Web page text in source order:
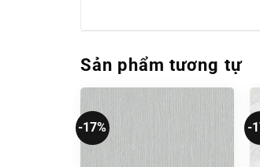
Sản phẩm tương tự
-17% -